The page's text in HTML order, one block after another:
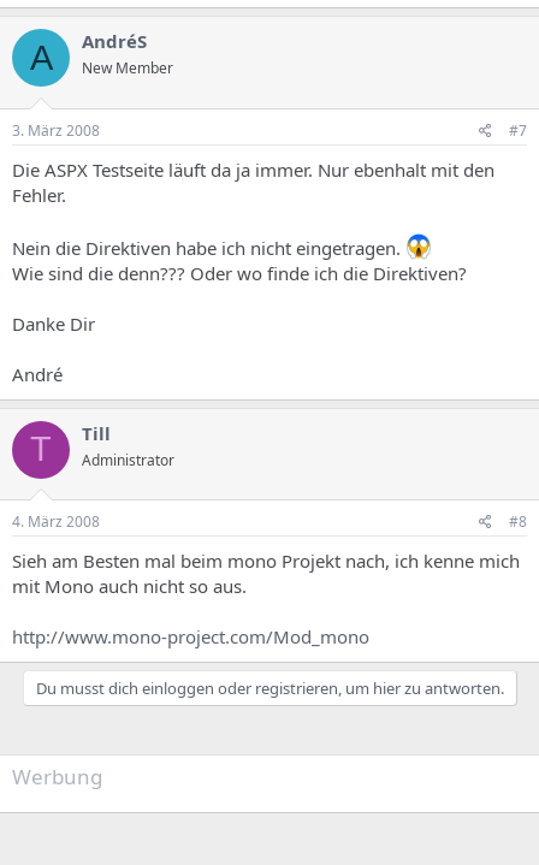
A AndréS
New Member
3. März 2008 #7
Die ASPX Testseite läuft da ja immer. Nur ebenhalt mit den
Fehler.
Nein die Direktiven habe ich nicht eingetragen.
Wie sind die denn??? Oder wo finde ich die Direktiven?
Danke Dir
André
T Till
Administrator
4. März 2008 #8
Sieh am Besten mal beim mono Projekt nach, ich kenne mich
mit Mono auch nicht so aus.
http://www.mono-project.com/Mod_mono
Du musst dich einloggen oder registrieren, um hier zu antworten.
Werbung